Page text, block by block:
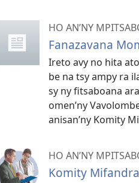
HO AN’NY
Fanazavana
Ireto avy no hita
be na tsy ampy ra
sy ny fitsaboana
omen’ny
anisan’ny Komity
HO AN’NY
Komity